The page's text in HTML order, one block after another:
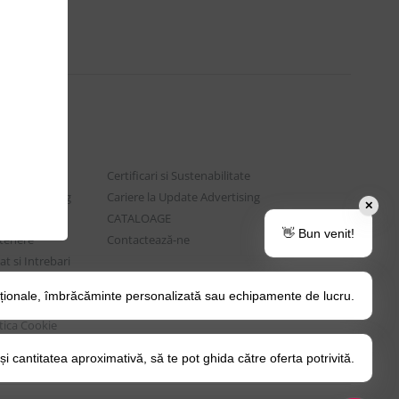
Advertising
si Intrebari
Tips&Tricks
Cookie
Certificari si Sustenabilitate
Cariere la Update Advertising
CATALOAGE
Contactează-ne
✕
👋 Bun venit!
îmbrăcăminte personalizată sau echipamente de lucru.
cantitatea aproximativă, să te pot ghida către oferta potrivită.